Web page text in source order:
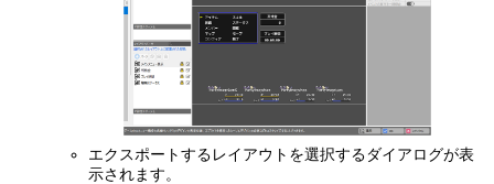
エクスポートするレイアウトを選択するダイアログが表
示されます。